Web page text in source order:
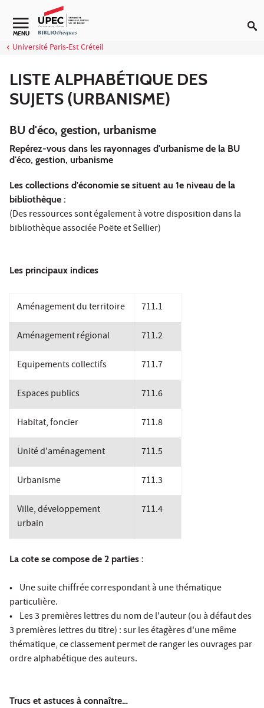
Aller au contenu
Navigation secondaire
MENU
Université Paris-Est Créteil
LISTE ALPHABÉTIQUE DES
SUJETS (URBANISME)
BU d'éco, gestion, urbanisme
Repérez-vous dans les rayonnages d'urbanisme de la BU
d'éco, gestion, urbanisme
Les collections d'économie se situent au 1e niveau de la
bibliothèque :
(Des ressources sont également à votre disposition dans la
bibliothèque associée Poëte et Sellier)
Les principaux indices
Aménagement du territoire 711.1
Aménagement régional 711.2
Equipements collectifs 711.7
Espaces publics 711.6
Habitat, foncier 711.8
Unité d'aménagement 711.5
Urbanisme 711.3
Ville, développement
urbain
711.4
La cote se compose de 2 parties :
• Une suite chiffrée correspondant à une thématique
particulière.
• Les 3 premières lettres du nom de l'auteur (ou à défaut des
3 premières lettres du titre) : sur les étagères d'une même
thématique, ce classement permet de ranger les ouvrages par
ordre alphabétique des auteurs.
Trucs et astuces à connaître…